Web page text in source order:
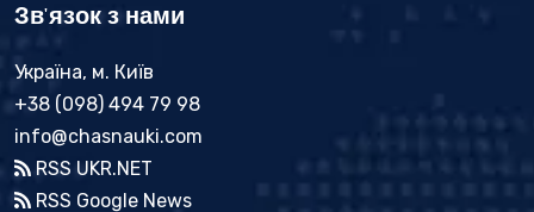
Зв'язок з нами
Україна, м. Київ
+38 (098) 494 79 98
info@chasnauki.com
RSS UKR.NET
RSS Google News